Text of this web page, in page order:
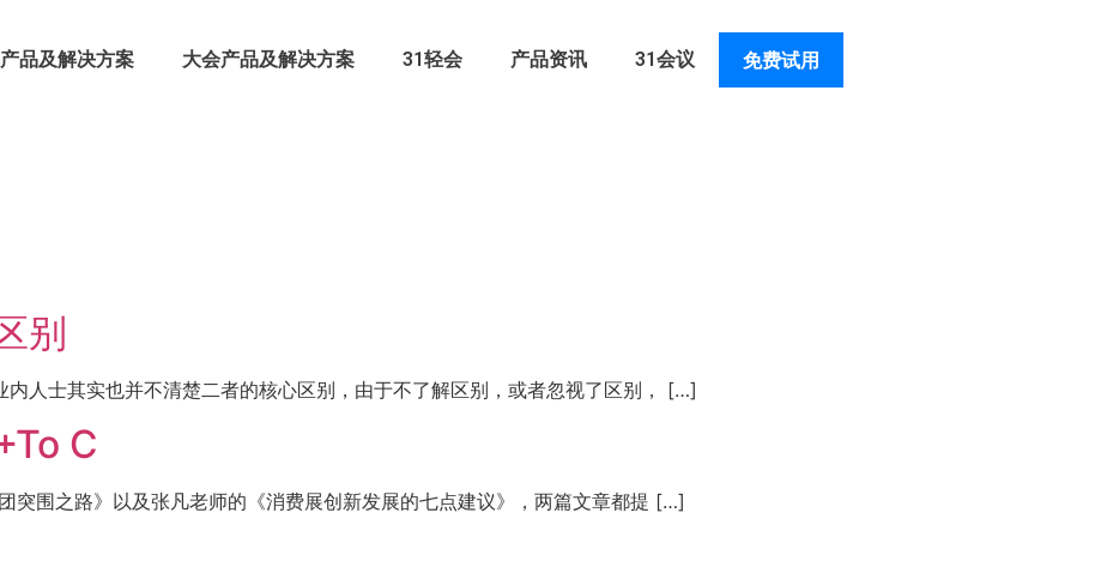
品及解决方案 大会产品及解决方案 31轻会 产品资讯 31会议 免费试用
别
人士其实也并不清楚二者的核心区别，由于不了解区别，或者忽视了区别， […]
C
突围之路》以及张凡老师的《消费展创新发展的七点建议》，两篇文章都提 […]